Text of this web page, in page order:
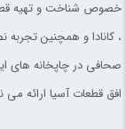
خصوص شناخت و تهیه
، کانادا و همچنین تجربه
صحافی در چاپخانه های
افق قطعات آسیا ارائه می